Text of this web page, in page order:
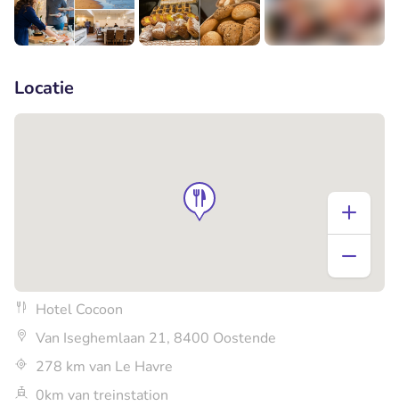
Locatie
Hotel Cocoon
Van Iseghemlaan 21, 8400 Oostende
278 km van Le Havre
0km van treinstation